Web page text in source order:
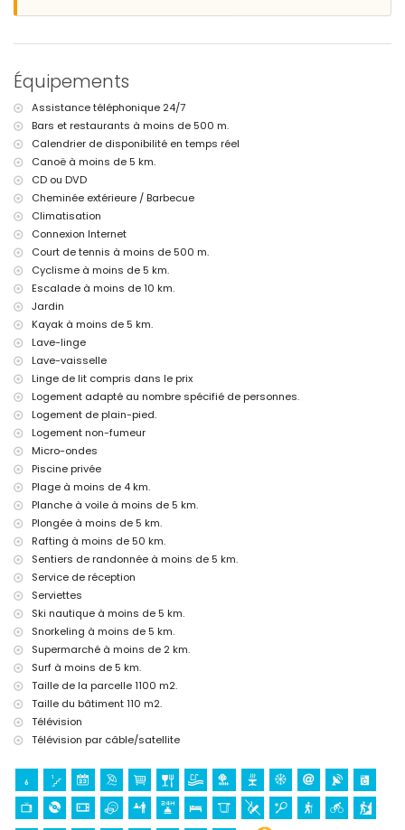
la villa)
villa)
Aéroport le plus proche: Alicante (à moins de 100 kilomètres de la
villa)
Deuxième aéroport le plus proche: Valence (> 100 kilomètres)
Fumer n’est pas autorisé
Les animaux ne sont pas admis
L'hébergement est très adapté pour les familles avec enfants
Services et installations inclus dans le prix de location de la villa
Internet (WiFi)
Fer et planche à repasser
Linge de lit et serviettes
Service de réception et service d'urgence 24 heures sur 24
Avec climatisation
Services et installations avec supplément
Divertissements et activités de loisirs pour vos vacances à Jávea,
Costa Blanca
Discothèque, bar et promenade (El Arenal) (à moins de 5
kilomètres de la maison)
Sites d'intérêt et culture à Jávea, Costa Blanca
Musée (Histórico de Jávea, Jávea), église (Virgen de Loreto,
Puerto, Jávea), ruines (Molinos de Viento, Jávea), monument
(Pueblo de Jávea, Jávea), bâtiment architectural (Histórico de
Jávea, Jávea), lieu historique (Pueblo de Jávea et Jávea) (à moins
de 5 kilomètres de l'hébergement)
Château (Portal de la Vila et Denia) (à moins de 25 kilomètres de
l'hébergement)
Sports
Tennis (à moins de 1000 mètres de la villa)
Randonnée, cyclisme, canoë, kayak, plongée, snorkeling, surf,
planche à voile et ski nautique (à moins de 5 kilomètres de la
villa)
Golf (Golf de Jávea), équitation, VTT et escalade (à moins de 10
kilomètres de la villa)
Rafting et pêche (à moins de 50 kilomètres de la villa)
Équipements
Assistance téléphonique 24/7
Bars et restaurants à moins de 500 m.
Calendrier de disponibilité en temps réel
Canoë à moins de 5 km.
CD ou DVD
Cheminée extérieure / Barbecue
Climatisation
Connexion Internet
Court de tennis à moins de 500 m.
Cyclisme à moins de 5 km.
Escalade à moins de 10 km.
Jardin
Kayak à moins de 5 km.
Lave-linge
Lave-vaisselle
Linge de lit compris dans le prix
Logement adapté au nombre spécifié de personnes.
Logement de plain-pied.
Logement non-fumeur
Micro-ondes
Piscine privée
Plage à moins de 4 km.
Planche à voile à moins de 5 km.
Plongée à moins de 5 km.
Rafting à moins de 50 km.
Sentiers de randonnée à moins de 5 km.
Service de réception
Serviettes
Ski nautique à moins de 5 km.
Snorkeling à moins de 5 km.
Supermarché à moins de 2 km.
Surf à moins de 5 km.
Taille de la parcelle 1100 m2.
Taille du bâtiment 110 m2.
Télévision
Télévision par câble/satellite